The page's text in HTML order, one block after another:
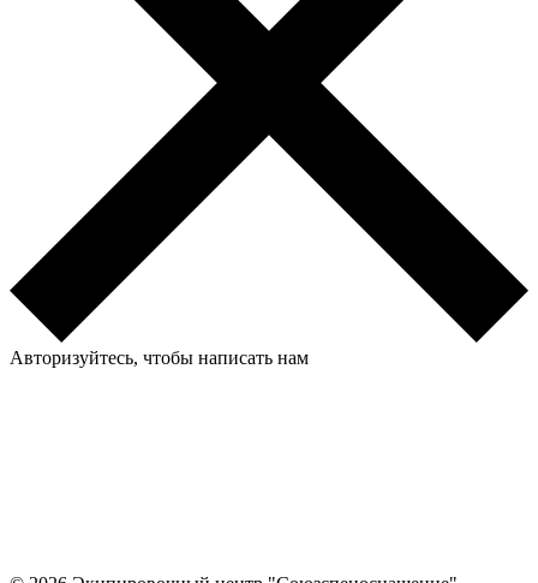
Авторизуйтесь, чтобы написать нам